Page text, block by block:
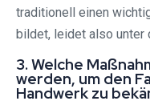
traditionell einen
bildet, leidet also unter
3. Welche
werden, um den
Handwerk zu